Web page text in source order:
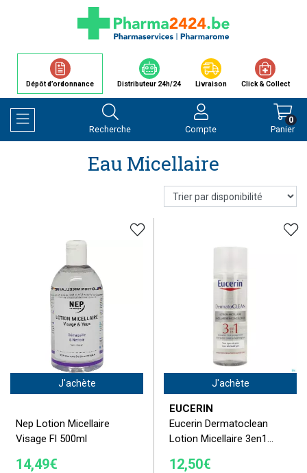
Dépôt d’ordonnance Distributeur 24h/24 Livraison Click & Collect
Afficher la navigation
Recherche Compte Panier
0
Eau Micellaire
J'achète
Nep Lotion Micellaire
Visage Fl 500ml
14,49€
J'achète
EUCERIN
Eucerin Dermatoclean
Lotion Micellaire 3en1...
12,50€